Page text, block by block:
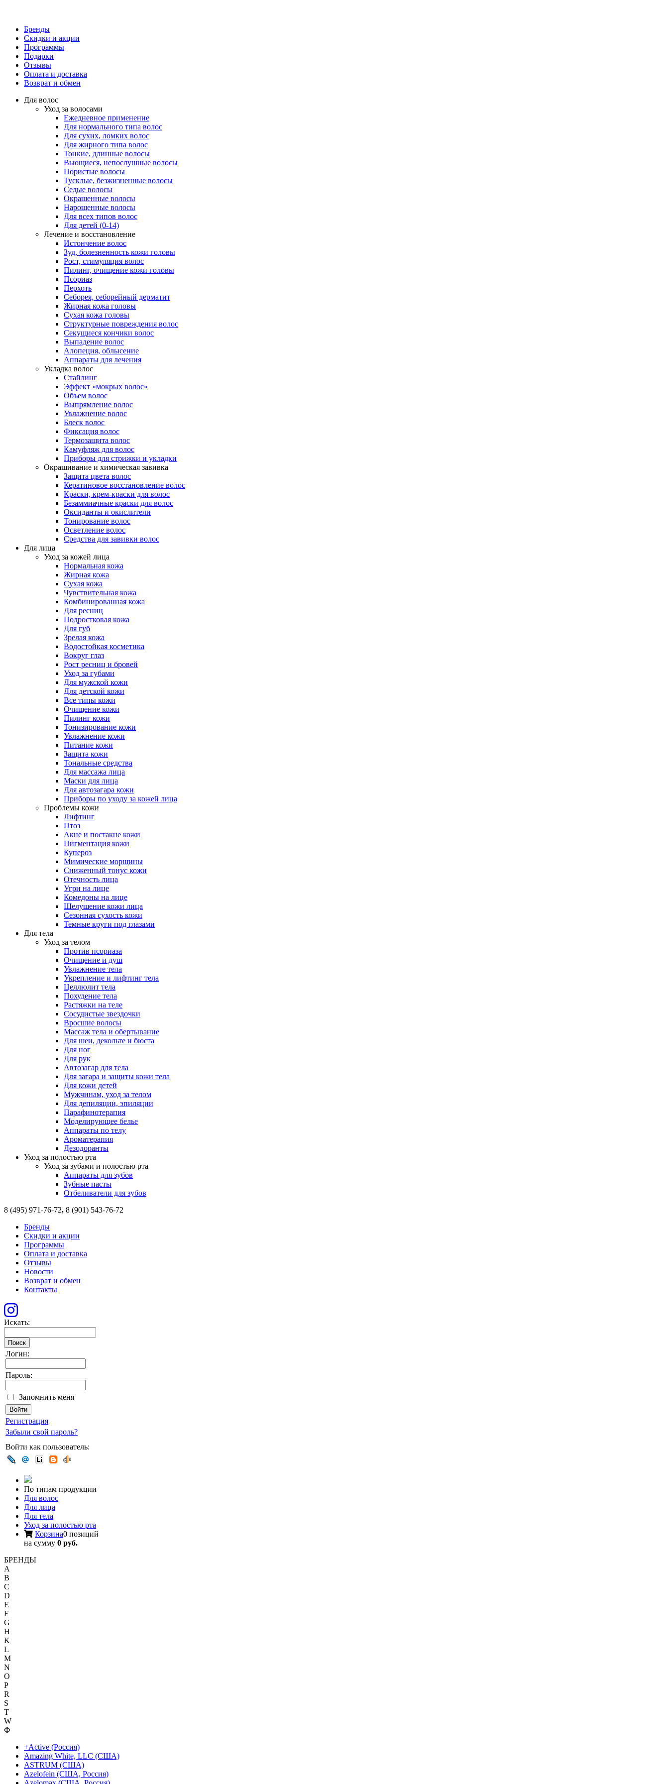
Бренды
Скидки и акции
Программы
Подарки
Отзывы
Оплата и доставка
Возврат и обмен
Для волос
Уход за волосами
Ежедневное применение
Для нормального типа волос
Для сухих, ломких волос
Для жирного типа волос
Тонкие, длинные волосы
Вьющиеся, непослушные волосы
Пористые волосы
Тусклые, безжизненные волосы
Седые волосы
Окрашенные волосы
Нарощенные волосы
Для всех типов волос
Для детей (0-14)
Лечение и восстановление
Истончение волос
Зуд, болезненность кожи головы
Рост, стимуляция волос
Пилинг, очищение кожи головы
Псориаз
Перхоть
Себорея, себорейный дерматит
Жирная кожа головы
Сухая кожа головы
Структурные повреждения волос
Секущиеся кончики волос
Выпадение волос
Алопеция, облысение
Аппараты для лечения
Укладка волос
Стайлинг
Эффект «мокрых волос»
Объем волос
Выпрямление волос
Увлажнение волос
Блеск волос
Фиксация волос
Термозащита волос
Камуфляж для волос
Приборы для стрижки и укладки
Окрашивание и химическая завивка
Защита цвета волос
Кератиновое восстановление волос
Краски, крем-краски для волос
Безаммиачные краски для волос
Оксиданты и окислители
Тонирование волос
Осветление волос
Средства для завивки волос
Для лица
Уход за кожей лица
Нормальная кожа
Жирная кожа
Сухая кожа
Чувствительная кожа
Комбинированная кожа
Для ресниц
Подростковая кожа
Для губ
Зрелая кожа
Водостойкая косметика
Вокруг глаз
Рост ресниц и бровей
Уход за губами
Для мужской кожи
Для детской кожи
Все типы кожи
Очищение кожи
Пилинг кожи
Тонизирование кожи
Увлажнение кожи
Питание кожи
Защита кожи
Тональные средства
Для массажа лица
Маски для лица
Для автозагара кожи
Приборы по уходу за кожей лица
Проблемы кожи
Лифтинг
Птоз
Акне и постакне кожи
Пигментация кожи
Купероз
Мимические морщины
Сниженный тонус кожи
Отечность лица
Угри на лице
Комедоны на лице
Шелушение кожи лица
Сезонная сухость кожи
Темные круги под глазами
Для тела
Уход за телом
Против псориаза
Очищение и душ
Увлажнение тела
Укрепление и лифтинг тела
Целлюлит тела
Похудение тела
Растяжки на теле
Сосудистые звездочки
Вросшие волосы
Массаж тела и обертывание
Для шеи, декольте и бюста
Для ног
Для рук
Автозагар для тела
Для загара и защиты кожи тела
Для кожи детей
Мужчинам, уход за телом
Для депиляции, эпиляции
Парафинотерапия
Моделирующее белье
Аппараты по телу
Ароматерапия
Дезодоранты
Уход за полостью рта
Уход за зубами и полостью рта
Аппараты для зубов
Зубные пасты
Отбеливатели для зубов
8 (495) 971-76-72, 8 (901) 543-76-72
Бренды
Скидки и акции
Программы
Оплата и доставка
Отзывы
Новости
Возврат и обмен
Контакты
Искать:
Поиск
Логин:
Пароль:
Запомнить меня
Регистрация
Забыли свой пароль?
Войти как пользователь:
По типам продукции
Для волос
Для лица
Для тела
Уход за полостью рта
Корзина0 позиций
на сумму 0 руб.
БРЕНДЫ
A
B
C
D
E
F
G
H
K
L
M
N
O
P
R
S
T
W
Ф
+Active (Россия)
Amazing White, LLC (США)
ASTRUM (США)
Azelofein (США, Россия)